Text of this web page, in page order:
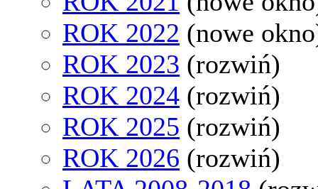
ROK 2022 (nowe
ROK 2023 (rozwiń)
ROK 2024 (rozwiń)
ROK 2025 (rozwiń)
ROK 2026 (rozwiń)